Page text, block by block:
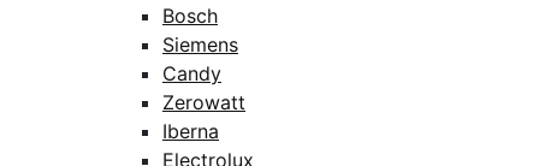
Bosch
Siemens
Candy
Zerowatt
Iberna
Electrolux